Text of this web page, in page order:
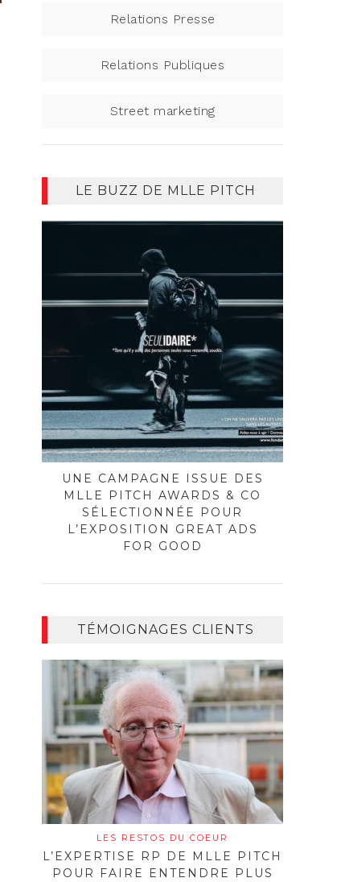
Relations Presse
Relations Publiques
Street marketing
LE BUZZ DE MLLE PITCH
UNE CAMPAGNE ISSUE DES
MLLE PITCH AWARDS & CO
SÉLECTIONNÉE POUR
L’EXPOSITION GREAT ADS
FOR GOOD
TÉMOIGNAGES CLIENTS
LES RESTOS DU COEUR
L’EXPERTISE RP DE MLLE PITCH
POUR FAIRE ENTENDRE PLUS